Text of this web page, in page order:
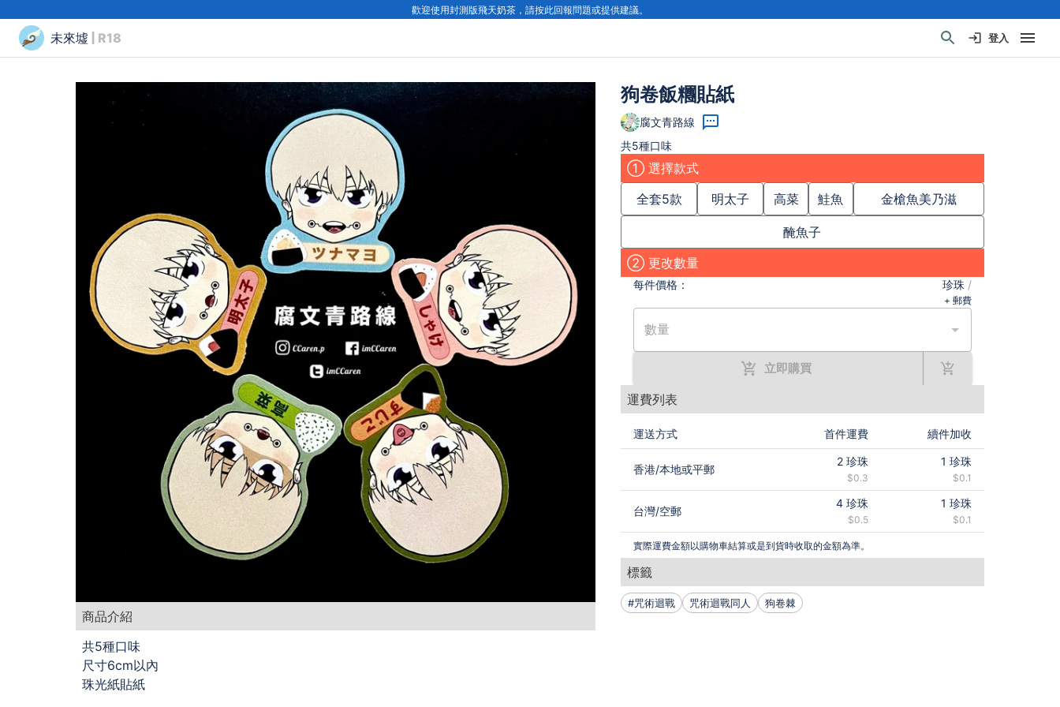
歡迎使用封測版飛天奶茶，請按此回報問題或提供建議。
未來墟 | R18 登入
商品介紹
共5種口味
尺寸6cm以內
珠光紙貼紙
狗卷飯糰貼紙
腐文青路線
共5種口味
① 選擇款式
全套5款
明太子 高菜 鮭魚 金槍魚美乃滋
醃魚子
② 更改數量
每件價格： 珍珠 /
+ 郵費
數量
立即購買
運費列表
運送方式 首件運費 續件加收
香港/本地或平郵
2珍珠
$0.3
1 珍珠
$0.1
台灣/空郵
4珍珠
$0.5
1 珍珠
$0.1
實際運費金額以購物車結算或是到貨時收取的金額為準。
標籤
#咒術迴戰 咒術迴戰同人 狗卷棘